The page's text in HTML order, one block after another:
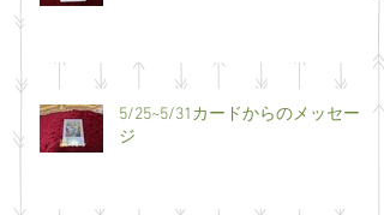
5/25~5/31カードからのメッセー
ジ